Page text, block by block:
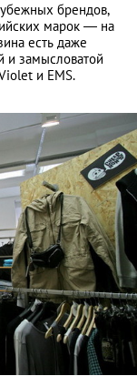
брендов,
марок — на
есть даже
и замысловатой
и EMS.